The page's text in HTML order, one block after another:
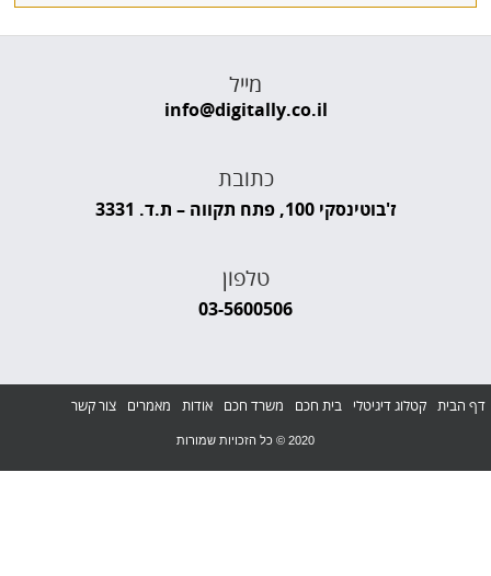
מייל
info@digitally.co.il
כתובת
ז'בוטינסקי 100, פתח תקווה – ת.ד. 3331
טלפון
03-5600506
דף הבית קטלוג דיגיטלי בית חכם משרד חכם אודות מאמרים צור קשר
2020 © כל הזכויות שמורות